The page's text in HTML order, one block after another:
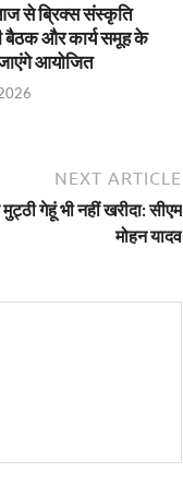
से ब्रिक्स संस्कृति
बैठक और कार्य समूह के
आयोजित
NEXT ARTICLE
गेहूं भी नहीं खरीदा: सीएम
मोहन यादव